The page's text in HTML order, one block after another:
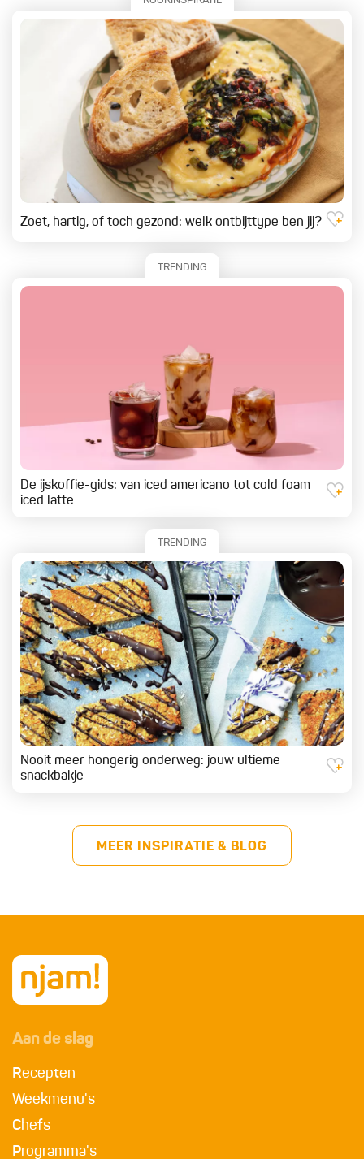
Zoet, hartig, of toch gezond: welk ontbijttype ben jij?
TRENDING
De ijskoffie-gids: van iced americano tot cold foam
iced latte
TRENDING
Nooit meer hongerig onderweg: jouw ultieme
snackbakje
MEER INSPIRATIE & BLOG
Aan de slag
Recepten
Weekmenu's
Chefs
Programma's